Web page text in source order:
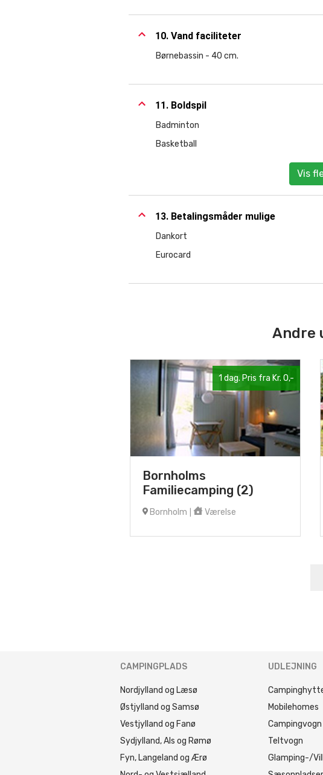
10. Vand faciliteter
Børnebassin - 40 cm.
11. Boldspil
Badminton
Basketball
Vis
13. Betalingsmåder mulige
Dankort
Eurocard
Andre
1 dag. Pris fra Kr. 0,-
Bornholms
Familiecamping (2)
Bornholm Værelse
CAMPINGPLADS
Nordjylland og Læsø
Østjylland og Samsø
Vestjylland og Fanø
Sydjylland, Als og Rømø
Fyn, Langeland og Ærø
UDLEJNING
Mobilehomes
Campingvogn
Teltvogn
Glamping-/